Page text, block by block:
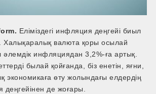
Еліміздегі инфляция деңгейі биыл
Халықаралық валюта қоры осылай
инфляциядан 3,2%-ға артық.
былай қойғанда, біз енетін, яғни,
экономикаға өту жолындағы елдердің
де жоғары.